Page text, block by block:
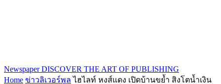
Newspaper DISCOVER THE ART OF PUBLISHING
Home ข่าวลิเวอร์พูล ไฮไลท์ หงส์แดง เปิดบ้านขย้ำ สิงโตน้ำเงิน